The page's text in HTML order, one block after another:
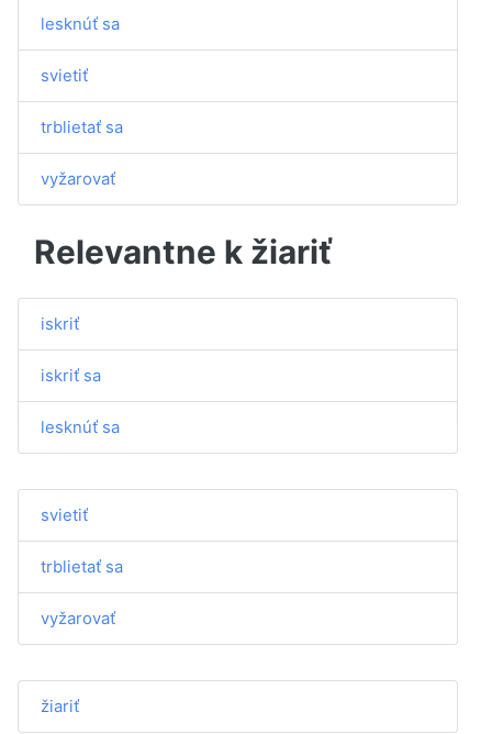
lesknúť sa
svietiť
trblietať sa
vyžarovať
Relevantne k žiariť
iskriť
iskriť sa
lesknúť sa
svietiť
trblietať sa
vyžarovať
žiariť